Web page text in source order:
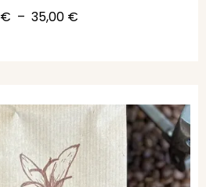
€ – 35,00 €